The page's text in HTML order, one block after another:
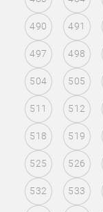
490 491
497 498
504 505
511 512
518 519
525 526
532 533